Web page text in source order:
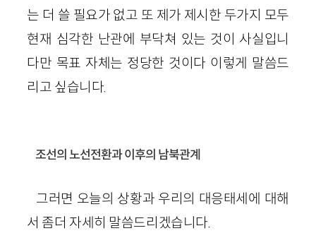
는 더 쓸 필요가 없고 또 제가 제시한 두가지 모두
현재 심각한 난관에 부닥쳐 있는 것이 사실입니
다만 목표 자체는 정당한 것이다 이렇게 말씀드
리고 싶습니다.
조선의 노선전환과 이후의 남북관계
그러면 오늘의 상황과 우리의 대응태세에 대해
서 좀더 자세히 말씀드리겠습니다.